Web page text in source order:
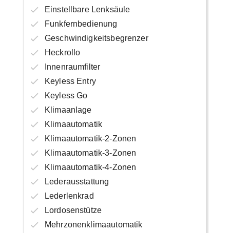
Einstellbare Lenksäule
Funkfernbedienung
Geschwindigkeitsbegrenzer
Heckrollo
Innenraumfilter
Keyless Entry
Keyless Go
Klimaanlage
Klimaautomatik
Klimaautomatik-2-Zonen
Klimaautomatik-3-Zonen
Klimaautomatik-4-Zonen
Lederausstattung
Lederlenkrad
Lordosenstütze
Mehrzonenklimaautomatik